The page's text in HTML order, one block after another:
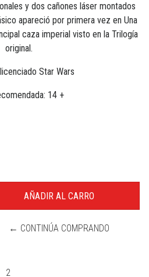
y dos cañones láser montados
apareció por primera vez en Una
caza imperial visto en la Trilogía
original.
Star Wars
14 +
← CONTINÚA COMPRANDO
2